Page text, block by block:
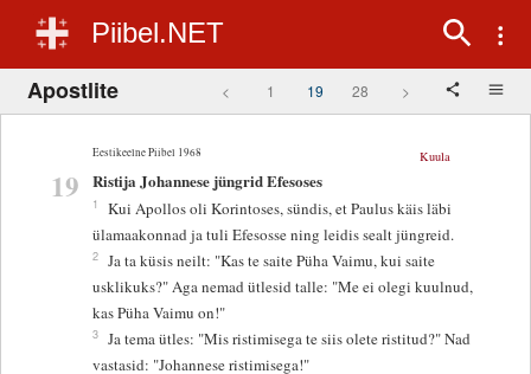
Piibel.NET
Apostlite < 1 19 28 >
Eestikeelne Piibel 1968
19
Kuula
Ristija Johannese jüngrid Efesoses
1
Kui Apollos oli Korintoses, sündis, et Paulus käis läbi
ülamaakonnad ja tuli Efesosse ning leidis sealt jüngreid.
2 Ja ta küsis neilt: "Kas te saite Püha Vaimu, kui saite
usklikuks?" Aga nemad ütlesid talle: "Me ei olegi kuulnud,
kas Püha Vaimu on!"
3 Ja tema ütles: "Mis ristimisega te siis olete ristitud?" Nad
vastasid: "Johannese ristimisega!"